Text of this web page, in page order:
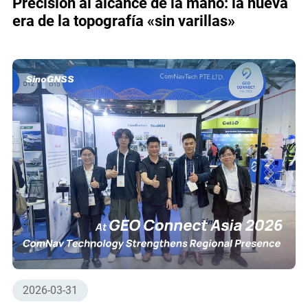
era de la topografía «sin varillas»
2026-03-31